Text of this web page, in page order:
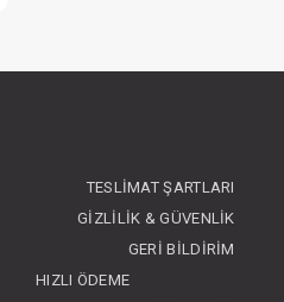
TESLIMAT ŞARTLARI
GIZLILIK & GÜVENLIK
GERI BILDIRIM
HIZLI ÖDEME